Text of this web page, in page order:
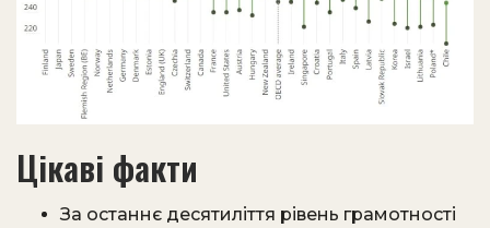
Цікаві факти
За останнє десятиліття рівень грамотності